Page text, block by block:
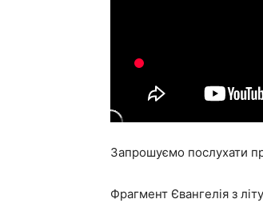
Запрошуємо послухати
Фрагмент Євангелія з